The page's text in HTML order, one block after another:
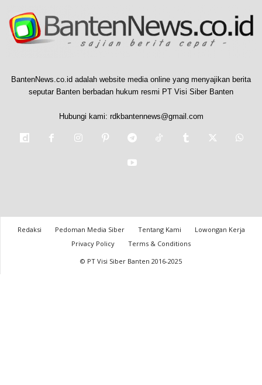
BantenNews.co.id adalah website media online yang menyajikan berita
seputar Banten berbadan hukum resmi PT Visi Siber Banten
Hubungi kami: rdkbantennews@gmail.com
Redaksi Pedoman Media Siber Tentang Kami
Lowongan Kerja
Privacy Policy
Terms & Conditions
© PT Visi Siber Banten 2016-2025